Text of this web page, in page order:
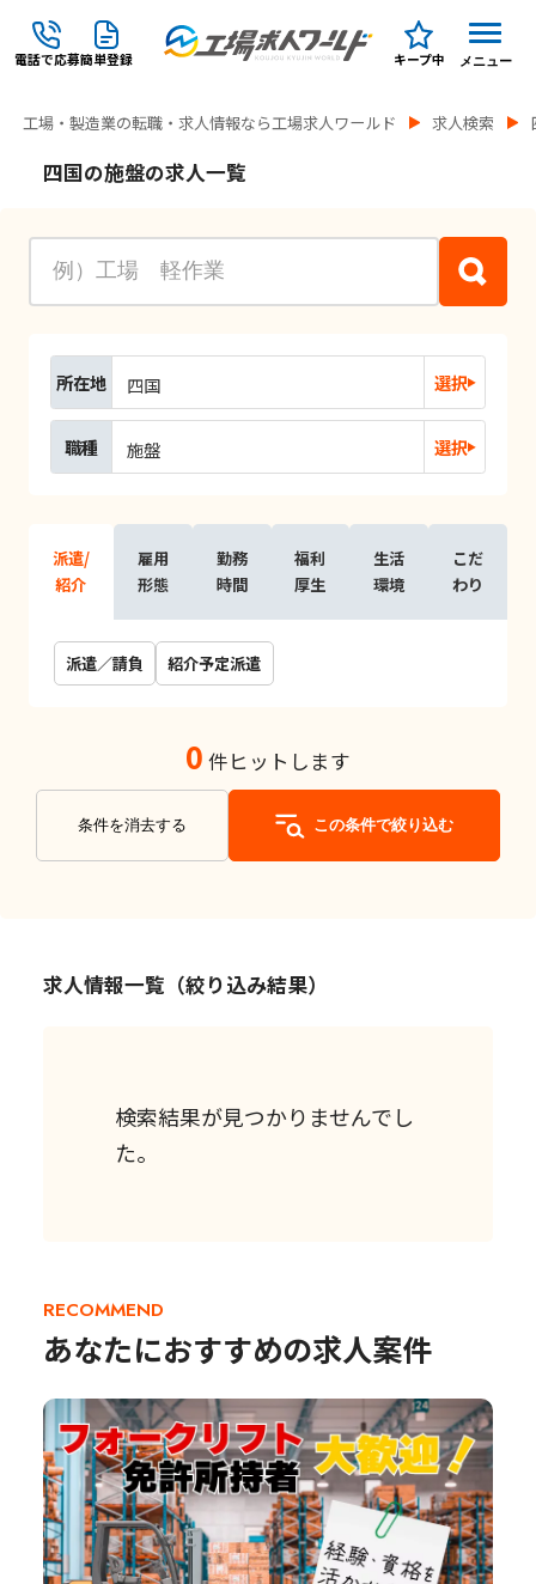
電話で応募簡単登録 キープ中 メニュー
工場・製造業の転職・求人情報なら工場求人ワールド 求人検索
四国の施盤の求人一覧
所在地 四国 選択
職種 施盤 選択
派遣/
紹介
雇用
形態
勤務
時間
福利
厚生
生活
環境
こだ
わり
派遣／請負 紹介予定派遣
0 件ヒットします
条件を消去する この条件で絞り込む
求人情報一覧（絞り込み結果）
検索結果が見つかりませんでし
た。
RECOMMEND
あなたにおすすめの求人案件